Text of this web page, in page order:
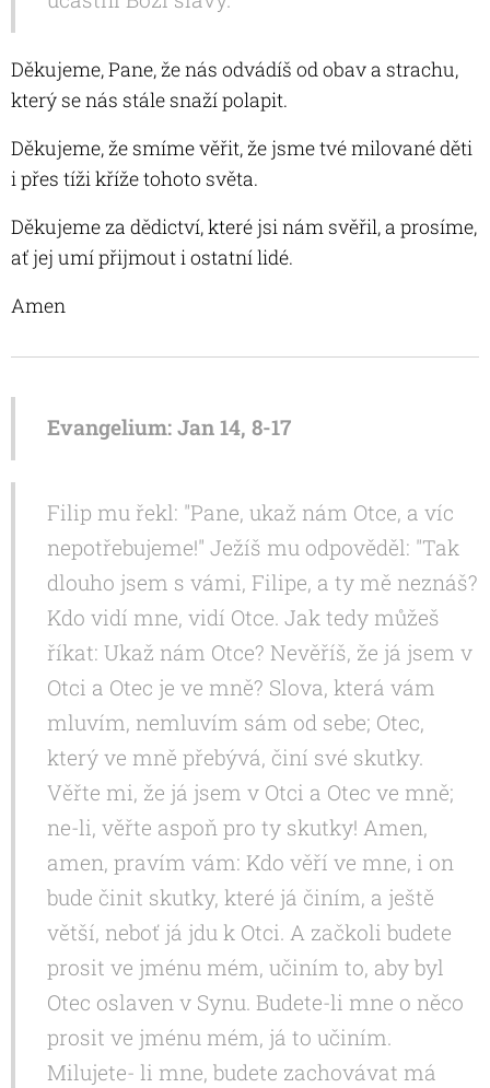
Děkujeme, Pane, že nás odvádíš od obav a strachu,
který se nás stále snaží polapit.
Děkujeme, že smíme věřit, že jsme tvé milované děti
i přes tíži kříže tohoto světa.
Děkujeme za dědictví, které jsi nám svěřil, a prosíme,
ať jej umí přijmout i ostatní lidé.
Amen
Evangelium: Jan 14, 8-17
Filip mu řekl: "Pane, ukaž nám Otce, a víc
nepotřebujeme!" Ježíš mu odpověděl: "Tak
dlouho jsem s vámi, Filipe, a ty mě neznáš?
Kdo vidí mne, vidí Otce. Jak tedy můžeš
říkat: Ukaž nám Otce? Nevěříš, že já jsem v
Otci a Otec je ve mně? Slova, která vám
mluvím, nemluvím sám od sebe; Otec,
který ve mně přebývá, činí své skutky.
Věřte mi, že já jsem v Otci a Otec ve mně;
ne-li, věřte aspoň pro ty skutky! Amen,
amen, pravím vám: Kdo věří ve mne, i on
bude činit skutky, které já činím, a ještě
větší, neboť já jdu k Otci. A začkoli budete
prosit ve jménu mém, učiním to, aby byl
Otec oslaven v Synu. Budete-li mne o něco
prosit ve jménu mém, já to učiním.
Milujete- li mne, budete zachovávat má